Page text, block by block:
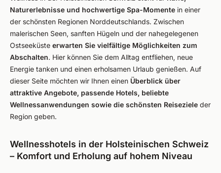
Naturerlebnisse und hochwertige Spa-Momente in einer
der schönsten Regionen Norddeutschlands. Zwischen
malerischen Seen, sanften Hügeln und der nahegelegenen
Ostseeküste erwarten Sie vielfältige Möglichkeiten zum
Abschalten. Hier können Sie dem Alltag entfliehen, neue
Energie tanken und einen erholsamen Urlaub genießen. Auf
dieser Seite möchten wir Ihnen einen Überblick über
attraktive Angebote, passende Hotels, beliebte
Wellnessanwendungen sowie die schönsten Reiseziele der
Region geben.
Wellnesshotels in der Holsteinischen Schweiz
– Komfort und Erholung auf hohem Niveau